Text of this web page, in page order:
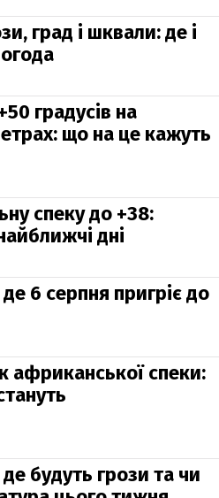
град і шквали: де і
градусів на
що на це кажуть
спеку до +38:
дні
де 6 серпня пригріє до
африканської спеки:
будуть грози та чи